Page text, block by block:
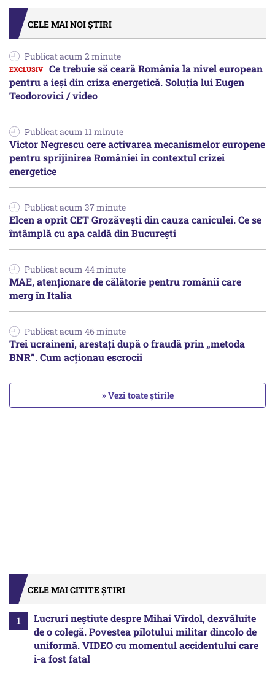
CELE MAI NOI ȘTIRI
Publicat acum 2 minute
Ce trebuie să ceară România la nivel european
pentru a ieși din criza energetică. Soluția lui Eugen
Teodorovici / video
Publicat acum 11 minute
Victor Negrescu cere activarea mecanismelor europene
pentru sprijinirea României în contextul crizei
energetice
Publicat acum 37 minute
Elcen a oprit CET Grozăvești din cauza caniculei. Ce se
întâmplă cu apa caldă din București
Publicat acum 44 minute
MAE, atenționare de călătorie pentru românii care
merg în Italia
Publicat acum 46 minute
Trei ucraineni, arestați după o fraudă prin „metoda
BNR”. Cum acționau escrocii
» Vezi toate știrile
CELE MAI CITITE ȘTIRI
Lucruri neștiute despre Mihai Vîrdol, dezvăluite
de o colegă. Povestea pilotului militar dincolo de
uniformă. VIDEO cu momentul accidentului care
i-a fost fatal